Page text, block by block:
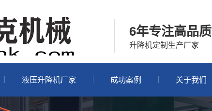
6年专注高品质
升降机定制生产厂家
液压升降机厂家 成功案例 关于我们